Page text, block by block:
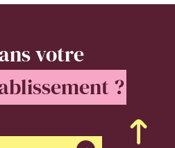
votre
?